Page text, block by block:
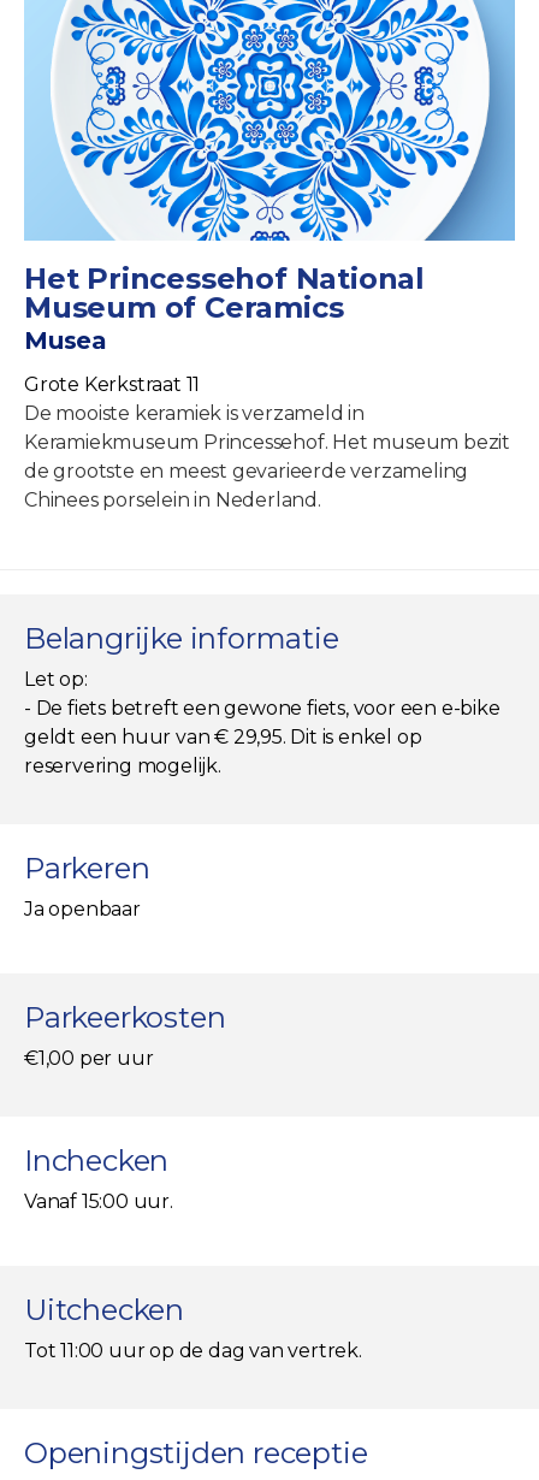
Het Princessehof National
Museum of Ceramics
Musea
Grote Kerkstraat 11
De mooiste keramiek is verzameld in
Keramiekmuseum Princessehof. Het museum bezit
de grootste en meest gevarieerde verzameling
Chinees porselein in Nederland.
Belangrijke informatie
Let op:
- De fiets betreft een gewone fiets, voor een e-bike
geldt een huur van € 29,95. Dit is enkel op
reservering mogelijk.
Parkeren
Ja openbaar
Parkeerkosten
€1,00 per uur
Inchecken
Vanaf 15:00 uur.
Uitchecken
Tot 11:00 uur op de dag van vertrek.
Openingstijden receptie